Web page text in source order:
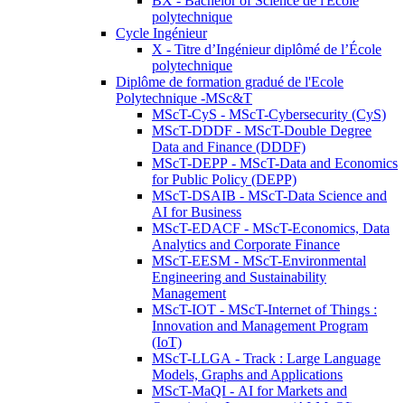
polytechnique
Cycle Ingénieur
X - Titre d’Ingénieur diplômé de l’École
polytechnique
Diplôme de formation gradué de l'Ecole
Polytechnique -MSc&T
MScT-CyS - MScT-Cybersecurity (CyS)
MScT-DDDF - MScT-Double Degree
Data and Finance (DDDF)
MScT-DEPP - MScT-Data and Economics
for Public Policy (DEPP)
MScT-DSAIB - MScT-Data Science and
AI for Business
MScT-EDACF - MScT-Economics, Data
Analytics and Corporate Finance
MScT-EESM - MScT-Environmental
Engineering and Sustainability
Management
MScT-IOT - MScT-Internet of Things :
Innovation and Management Program
(IoT)
MScT-LLGA - Track : Large Language
Models, Graphs and Applications
MScT-MaQI - AI for Markets and